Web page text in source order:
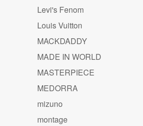
Levi's Fenom
Louis Vuitton
MACKDADDY
MADE IN WORLD
MASTERPIECE
MEDORRA
mizuno
montage